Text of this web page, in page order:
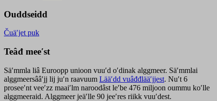
Ouddseidd
Čuäʹjet puk
Teâđ meeʹst
Säʹmmla liâ Euroopp unioon vuuʹd oʹdinak alggmeer. Säʹmmlai
alggmeersââʹjj lij juʹn raavuum Lääʹdd vuâđđlääʹjjest. Nuʹt 6
proseeʹnt veeʹzz maaiʹlm naroodâst leʹbe 476 miljoon oummu koʹlle
alggmeeraid. Alggmeer jeäʹlle 90 jeeʹres riikk vuuʹdest.